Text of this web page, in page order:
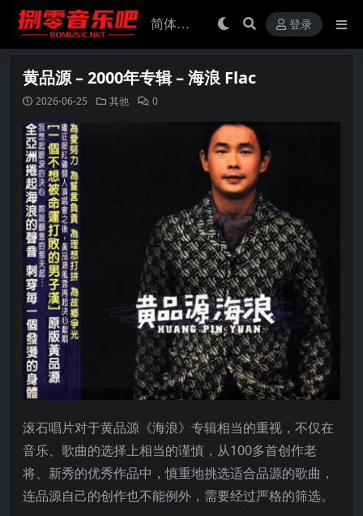
登录
黄品源 – 2000年专辑 – 海浪 Flac
2026-06-25 其他 0
滚石唱片对于黄品源《海浪》专辑相当的重视，不仅在
音乐、歌曲的选择上相当的谨慎，从100多首创作老
将、新秀的优秀作品中，慎重地挑选适合品源的歌曲，
连品源自己的创作也不能例外，需要经过严格的筛选。